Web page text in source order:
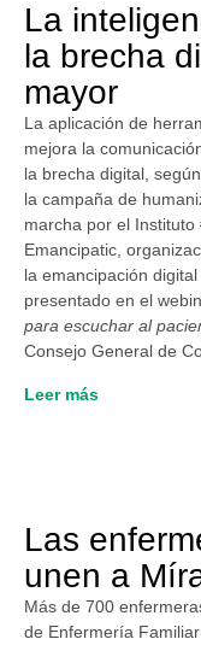
La
la brecha
mayor
La aplicación de
mejora la
la brecha digital,
la campaña de
marcha por el
Emancipatic,
la emancipación
presentado en el
para escuchar al
Consejo General de
Leer más
Las
unen a
Más de 700
de Enfermería